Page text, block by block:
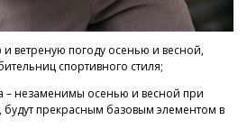
ветреную погоду осенью и весной,
спортивного стиля;
– незаменимы осенью и весной при
прекрасным базовым элементом в